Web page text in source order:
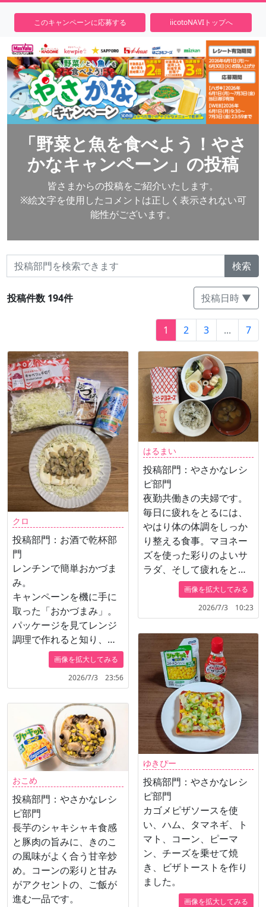
このキャンペーンに応募する iicotoNAVIトップへ
「野菜と魚を食べよう！やさ
かなキャンペーン」の投稿
皆さまからの投稿をご紹介いたします。
※絵文字を使用したコメントは正しく表示されない可
能性がございます。
検索
投稿件数 194件 投稿日時 ▼
1 2 3 ... 7
クロ
投稿部門：お酒で乾杯部
門
レンチンで簡単おかづま
み。
キャンペーンを機に手に
取った「おかづまみ」。
パッケージを見てレンジ
調理で作れると知り、こ
れなら作れそうと購入。
ボイルあさりが美味しそ
うだったので、鶏ひき肉
豆腐は食べやすいように
切り、カットキャベツの
千切りを敷きました。冷
めても美味しい。スイカ
味の氷彩で夏を感じまし
た。
画像を拡大してみる
2026/7/3 23:56
おこめ
投稿部門：やさかなレシ
ピ部門
長芋のシャキシャキ食感
と豚肉の旨みに、きのこ
の風味がよく合う甘辛炒
め。コーンの彩りと甘み
がアクセントの、ご飯が
進む一品です。
はるまい
投稿部門：やさかなレシ
ピ部門
夜勤共働きの夫婦です。
毎日に疲れをとるには、
やはり体の体調をしっか
り整える食事。マヨネー
ズを使った彩りのよいサ
ラダ、そして疲れをとる
栄養オルニチンのしじみ
のお味噌汁をそろえまし
画像を拡大してみる
2026/7/3 10:23
ゆきぴー
投稿部門：やさかなレシ
ピ部門
カゴメピザソースを使
い、ハム、タマネギ、ト
マト、コーン、ピーマ
ン、チーズを乗せて焼
き、ビザトーストを作り
ました。
画像を拡大してみる